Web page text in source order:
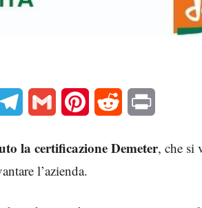
Telegram Gmail Pinterest Reddit
la certificazioneDemeter, che si
l’azienda.